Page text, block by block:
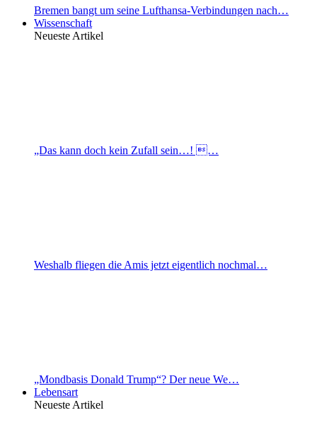
Bremen bangt um seine Lufthansa-Verbindungen nach…
Wissenschaft
Neueste Artikel
„Das kann doch kein Zufall sein…! …
Weshalb fliegen die Amis jetzt eigentlich nochmal…
„Mondbasis Donald Trump“? Der neue We…
Lebensart
Neueste Artikel